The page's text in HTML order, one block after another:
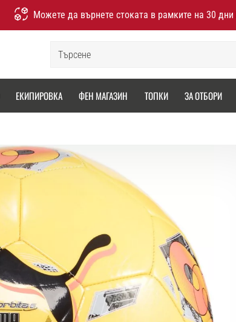
Можете да върнете стоката в рамките на 30 дни
ЕКИПИРОВКА ФЕН МАГАЗИН ТОПКИ ЗА ОТБОРИ